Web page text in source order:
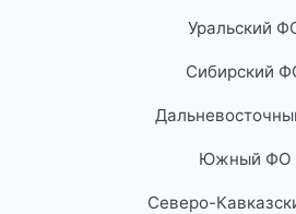
Уральский
Сибирский
Южный ФО
Северо-